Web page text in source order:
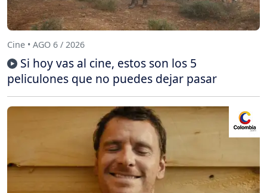
Cine • AGO 6 / 2026
Si hoy vas al cine, estos son los 5
peliculones que no puedes dejar pasar